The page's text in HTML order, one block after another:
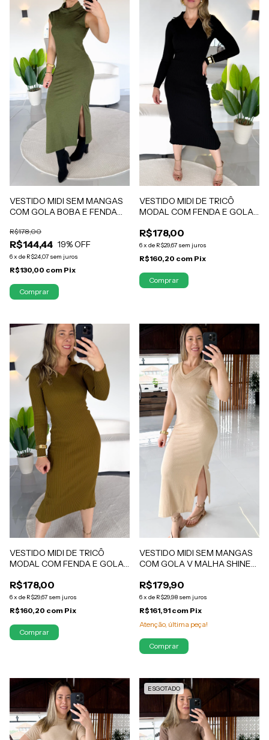
VESTIDO MIDI SEM MANGAS
COM GOLA BOBA E FENDA
ELASTANO VERDE MILITAR
LAÍS
R$144,44
R$178,00
19% OFF
6x de R$24,07 sem juros
R$130,00 com Pix
VESTIDO MIDI DE TRICÔ
MODAL COM FENDA E GOLA
LETICIA
R$178,00
6x de R$29,67 sem juros
R$160,20 com Pix
VESTIDO MIDI DE TRICÔ
MODAL COM FENDA E GOLA
MUSGO LETICIA
R$178,00
6x de R$29,67 sem juros
R$160,20 com Pix
VESTIDO MIDI SEM MANGAS
COM GOLA V MALHA SHINE
CAMILA
R$179,90
6x de R$29,98 sem juros
R$161,91 com Pix
Atenção, última peça!
ESGOTADO